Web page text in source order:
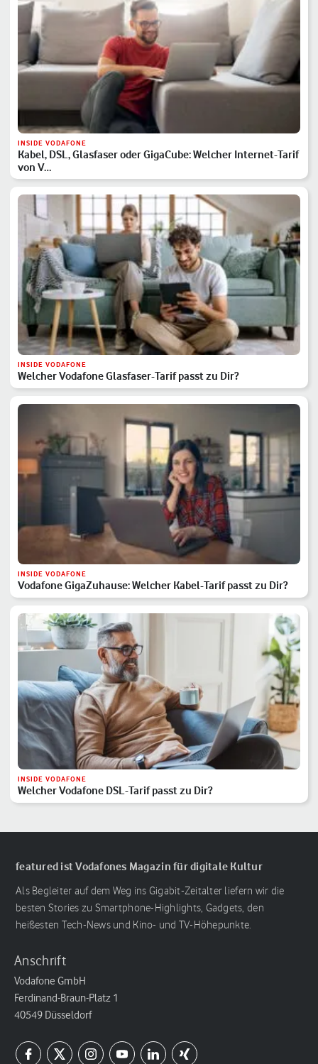
INSIDE VODAFONE
Kabel, DSL, Glasfaser oder GigaCube: Welcher Internet-Tarif
von V…
INSIDE VODAFONE
Welcher Vodafone Glasfaser-Tarif passt zu Dir?
INSIDE VODAFONE
Vodafone GigaZuhause: Welcher Kabel-Tarif passt zu Dir?
INSIDE VODAFONE
Welcher Vodafone DSL-Tarif passt zu Dir?
featured ist Vodafones Magazin für digitale Kultur
Als Begleiter auf dem Weg ins Gigabit-Zeitalter liefern wir die
besten Stories zu Smartphone-Highlights, Gadgets, den
heißesten Tech-News und Kino- und TV-Höhepunkte.
Anschrift
Vodafone GmbH
Ferdinand-Braun-Platz 1
40549 Düsseldorf